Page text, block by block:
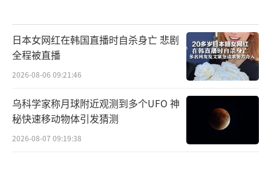
日本女网红在韩国直播时自杀身亡 悲剧
全程被直播
2026-08-06 09:21:46
乌科学家称月球附近观测到多个UFO 神
秘快速移动物体引发猜测
2026-08-07 09:19:38